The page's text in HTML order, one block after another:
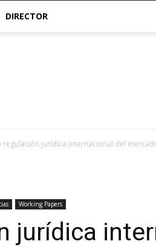
DIRECTOR
regulación jurídica internacional del
Working Papers
jurídica